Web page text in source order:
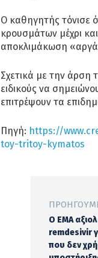
Ο καθηγητής τόνισε
κρουσμάτων μέχρι
αποκλιμάκωση
Σχετικά με την άρση
ειδικούς να
επιτρέψουν τα
Πηγή: https://
toy-tritoy-kymatos
Ο EMA
remdesivir
που δεν